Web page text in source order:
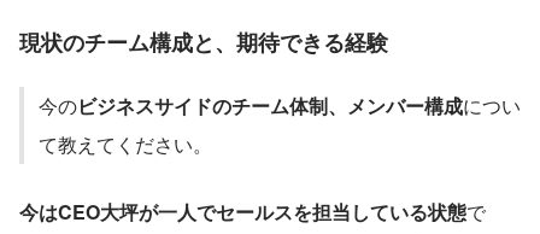
現状のチーム構成と、期待できる経験
今のビジネスサイドのチーム体制、メンバー構成につい
て教えてください。
今はCEO大坪が一人でセールスを担当している状態で